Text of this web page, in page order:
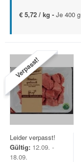
€ 5,72 / kg - Je 400 g
Verpasst!
Leider verpasst!
Gültig: 12.09. -
18.09.